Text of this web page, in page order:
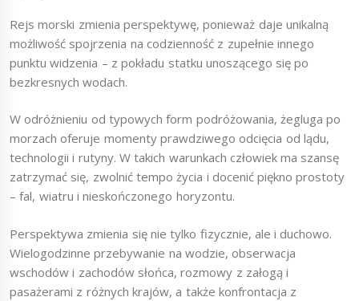
Rejs morski zmienia perspektywę, ponieważ daje unikalną
możliwość spojrzenia na codzienność z zupełnie innego
punktu widzenia – z pokładu statku unoszącego się po
bezkresnych wodach.
W odróżnieniu od typowych form podróżowania, żegluga po
morzach oferuje momenty prawdziwego odcięcia od lądu,
technologii i rutyny. W takich warunkach człowiek ma szansę
zatrzymać się, zwolnić tempo życia i docenić piękno prostoty
– fal, wiatru i nieskończonego horyzontu.
Perspektywa zmienia się nie tylko fizycznie, ale i duchowo.
Wielogodzinne przebywanie na wodzie, obserwacja
wschodów i zachodów słońca, rozmowy z załogą i
pasażerami z różnych krajów, a także konfrontacja z